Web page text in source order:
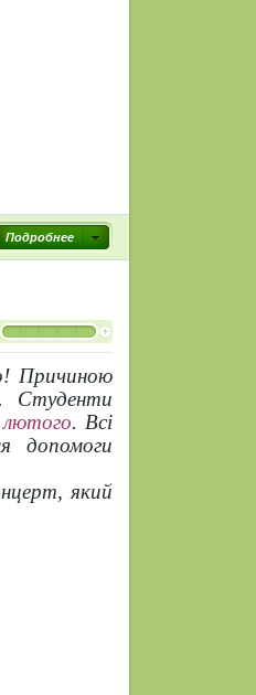
Подробнее
Причиною
Студенти
. Всі
допомоги
який